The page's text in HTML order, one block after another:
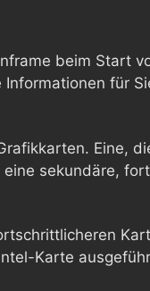
beim Start
für
Eine,
sekundäre,
Karte